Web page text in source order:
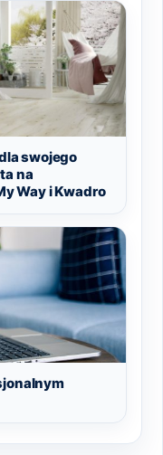
swojego
na
Way i Kwadro